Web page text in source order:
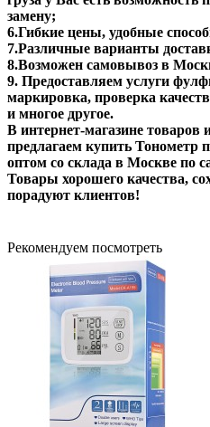
замену;
6.Гибкие цены, удобные
7.Различные варианты
8.Возможен самовывоз в
9. Предоставляем услуги
маркировка, проверка
и многое другое.
В интернет-магазине
предлагаем купить Тонометр
оптом со склада в Москве
Товары хорошего качества,
порадуют клиентов!
Рекомендуем посмотреть